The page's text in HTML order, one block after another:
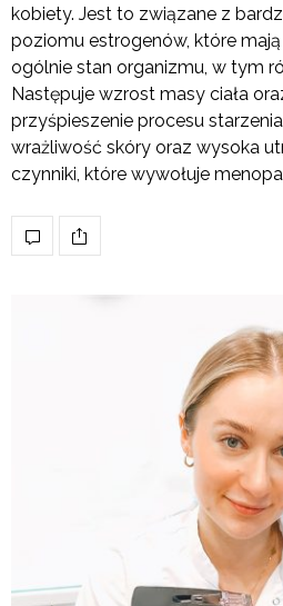
kobiety. Jest to związane z
poziomu estrogenów, które mają
ogólnie stan organizmu, w tym
Następuje wzrost masy ciała
przyśpieszenie procesu
wrażliwość skóry oraz wysoka
czynniki, które wywołuje